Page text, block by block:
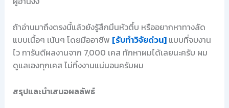
ถ้าอ่านมาถึงตรงนี้แล้วยังรู้สึกมึนหัวตึ้บ หรืออยากหาทางลัด
แบบเนื้อๆ เน้นๆ โดยมืออาชีพ [รับทำวิจัยด่วน]แบบที่จบงาน
ไว การันตีผลงานจาก 7,000 เคส ทักหาผมได้เลยนะครับ ผม
ดูแลเองทุกเคส ไม่ทิ้งงานแน่นอนครับผม
สรุปและนำเสนอผลลัพธ์